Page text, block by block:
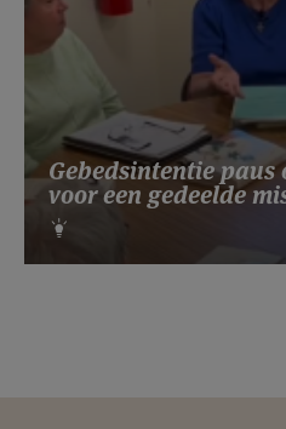
Gebedsintentie paus
voor een gedeelde